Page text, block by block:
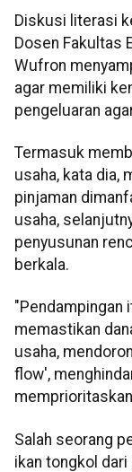
Diskusi literasi
Dosen Fakultas
Wufron
agar memiliki
pengeluaran
Termasuk
usaha, kata dia,
pinjaman
usaha,
penyusunan
berkala.
"Pendampingan
memastikan
usaha,
flow',
Salah seorang
ikan tongkol dari